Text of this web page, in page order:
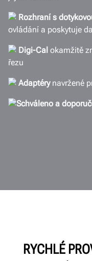
Rozhraní s
ovládání a poskytuje
Digi-Cal okamžitě
řezu
Adaptéry navržené
Schváleno a
RYCHLÉ